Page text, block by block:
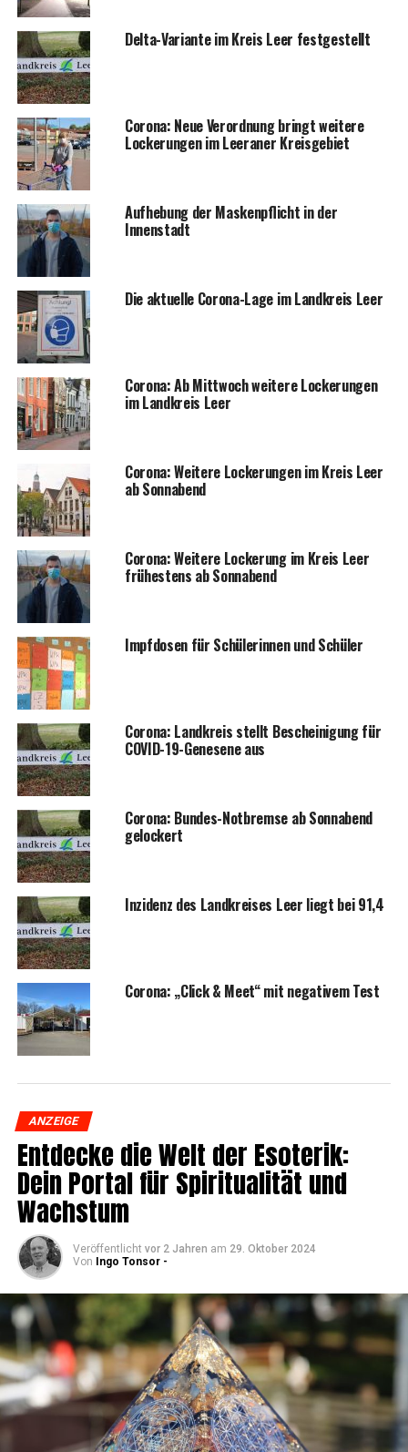
Del­ta-Vari­an­te im Kreis Leer festgestellt
Coro­na: Neue Ver­ord­nung bringt wei­te­re
Locke­run­gen im Leera­ner Kreisgebiet
Auf­he­bung der Mas­ken­pflicht in der
Innenstadt
Die aktu­el­le Coro­na-Lage im Land­kreis Leer
Coro­na: Ab Mitt­woch wei­te­re Locke­run­gen
im Land­kreis Leer
Coro­na: Wei­te­re Locke­run­gen im Kreis Leer
ab Sonnabend
Coro­na: Wei­te­re Locke­rung im Kreis Leer
frü­hes­tens ab Sonnabend
Impf­do­sen für Schü­le­rin­nen und Schüler
Coro­na: Land­kreis stellt Beschei­ni­gung für
COVID-19-Gene­se­ne aus
Coro­na: Bun­des-Not­brem­se ab Sonn­abend
gelockert
Inzi­denz des Land­krei­ses Leer liegt bei 91,4
Coro­na: „Click & Meet“ mit nega­ti­vem Test
ANZEIGE
Ent­de­cke die Welt der Eso­te­rik:
Dein Por­tal für Spi­ri­tua­li­tät und
Wachstum
Veröffentlicht vor 2 Jahren am 29. Oktober 2024
Von Ingo Tonsor -